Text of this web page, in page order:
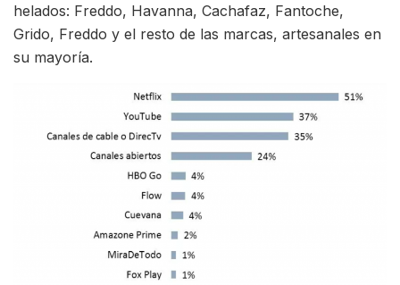
helados: Freddo, Havanna, Cachafaz, Fantoche,
Grido, Freddo y el resto de las marcas, artesanales en
su mayoría.